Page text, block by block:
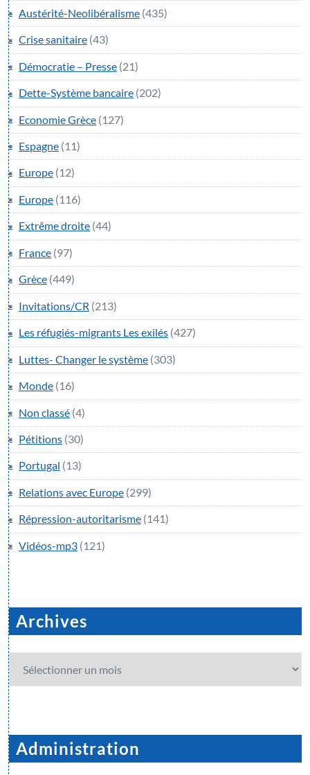
Austérité-Neolibéralisme (435)
Crise sanitaire (43)
Démocratie – Presse (21)
Dette-Système bancaire (202)
Economie Grèce (127)
Espagne (11)
Europe (12)
Europe (116)
Extrême droite (44)
France (97)
Grèce (449)
Invitations/CR (213)
Les réfugiés-migrants Les exilés (427)
Luttes- Changer le système (303)
Monde (16)
Non classé (4)
Pétitions (30)
Portugal (13)
Relations avec Europe (299)
Répression-autoritarisme (141)
Vidéos-mp3 (121)
Archives
Archives
Administration